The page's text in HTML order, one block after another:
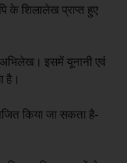
के शिलालेख प्राप्त हुए
अभिलेख। इसमें यूनानी एवं
है।
किया जा सकता है-